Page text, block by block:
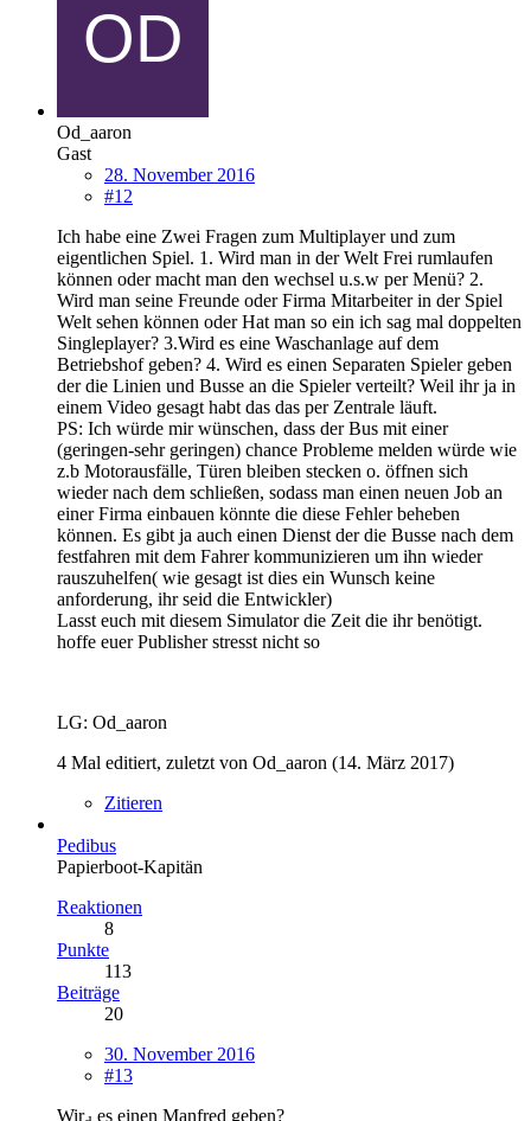
Od_aaron
Gast
28. November 2016
#12
Ich habe eine Zwei Fragen zum Multiplayer und zum
eigentlichen Spiel. 1. Wird man in der Welt Frei rumlaufen
können oder macht man den wechsel u.s.w per Menü? 2.
Wird man seine Freunde oder Firma Mitarbeiter in der Spiel
Welt sehen können oder Hat man so ein ich sag mal doppelten
Singleplayer? 3.Wird es eine Waschanlage auf dem
Betriebshof geben? 4. Wird es einen Separaten Spieler geben
der die Linien und Busse an die Spieler verteilt? Weil ihr ja in
einem Video gesagt habt das das per Zentrale läuft.
PS: Ich würde mir wünschen, dass der Bus mit einer
(geringen-sehr geringen) chance Probleme melden würde wie
z.b Motorausfälle, Türen bleiben stecken o. öffnen sich
wieder nach dem schließen, sodass man einen neuen Job an
einer Firma einbauen könnte die diese Fehler beheben
können. Es gibt ja auch einen Dienst der die Busse nach dem
festfahren mit dem Fahrer kommunizieren um ihn wieder
rauszuhelfen( wie gesagt ist dies ein Wunsch keine
anforderung, ihr seid die Entwickler)
Lasst euch mit diesem Simulator die Zeit die ihr benötigt.
hoffe euer Publisher stresst nicht so
LG: Od_aaron
4 Mal editiert, zuletzt von Od_aaron (14. März 2017)
Zitieren
Pedibus
Papierboot-Kapitän
Reaktionen
8
Punkte
113
Beiträge
20
30. November 2016
#13
Wir
es einen Manfred geben?